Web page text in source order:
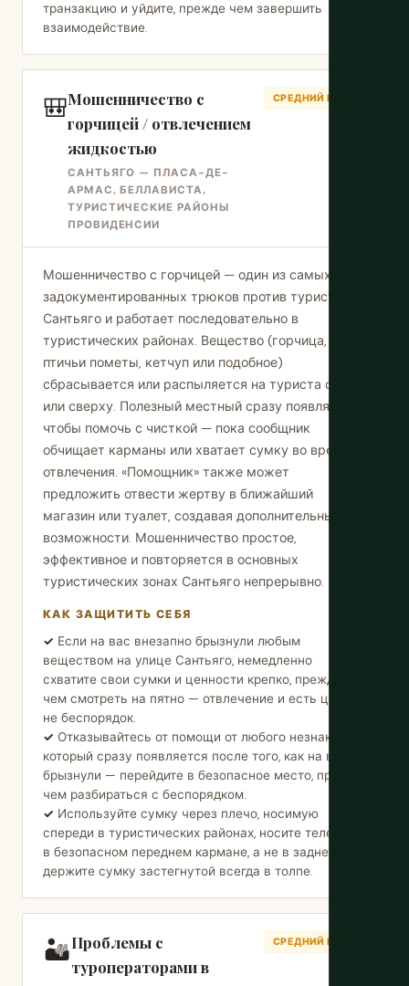
транзакцию и уйдите, прежде чем завершить
взаимодействие.
🎒Мошенничество с
горчицей / отвлечением
жидкостью
САНТЬЯГО — ПЛАСА-ДЕ-
АРМАС, БЕЛЛАВИСТА,
ТУРИСТИЧЕСКИЕ РАЙОНЫ
ПРОВИДЕНСИИ
СРЕДНИЙ РИСК
Мошенничество с горчицей — один из самых
задокументированных трюков против туристов в
Сантьяго и работает последовательно в
туристических районах. Вещество (горчица,
птичьи пометы, кетчуп или подобное)
сбрасывается или распыляется на туриста сзади
или сверху. Полезный местный сразу появляется,
чтобы помочь с чисткой — пока сообщник
обчищает карманы или хватает сумку во время
отвлечения. «Помощник» также может
предложить отвести жертву в ближайший
магазин или туалет, создавая дополнительные
возможности. Мошенничество простое,
эффективное и повторяется в основных
туристических зонах Сантьяго непрерывно.
КАК ЗАЩИТИТЬ СЕБЯ
Если на вас внезапно брызнули любым
веществом на улице Сантьяго, немедленно
схватите свои сумки и ценности крепко, прежде
чем смотреть на пятно — отвлечение и есть цель, а
не беспорядок.
Отказывайтесь от помощи от любого незнакомца,
который сразу появляется после того, как на вас
брызнули — перейдите в безопасное место, прежде
чем разбираться с беспорядком.
Используйте сумку через плечо, носимую
спереди в туристических районах, носите телефон
в безопасном переднем кармане, а не в заднем, и
держите сумку застегнутой всегда в толпе.
🏜️Проблемы с
туроператорами в
СРЕДНИЙ РИСК